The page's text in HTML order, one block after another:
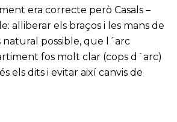
era correcte però Casals –
alliberar els braços i les mans de
possible, que l´arc
fos molt clar (cops d´arc)
els dits i evitar així canvis de